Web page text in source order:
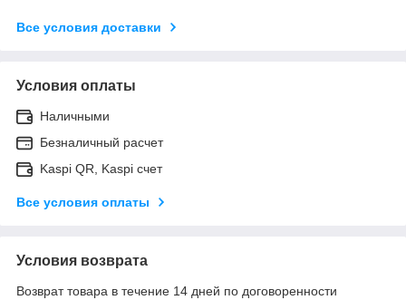
Все условия доставки
Условия оплаты
Наличными
Безналичный расчет
Kaspi QR, Kaspi счет
Все условия оплаты
Условия возврата
Возврат товара в течение 14 дней по договоренности